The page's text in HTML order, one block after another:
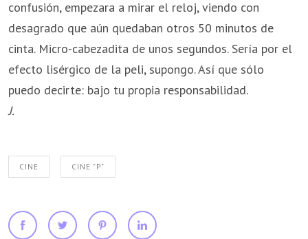
confusión, empezara a mirar el reloj, viendo con
desagrado que aún quedaban otros 50 minutos de
cinta. Micro-cabezadita de unos segundos. Sería por el
efecto lisérgico de la peli, supongo. Así que sólo
puedo decirte: bajo tu propia responsabilidad.
J.
CINE CINE "P"